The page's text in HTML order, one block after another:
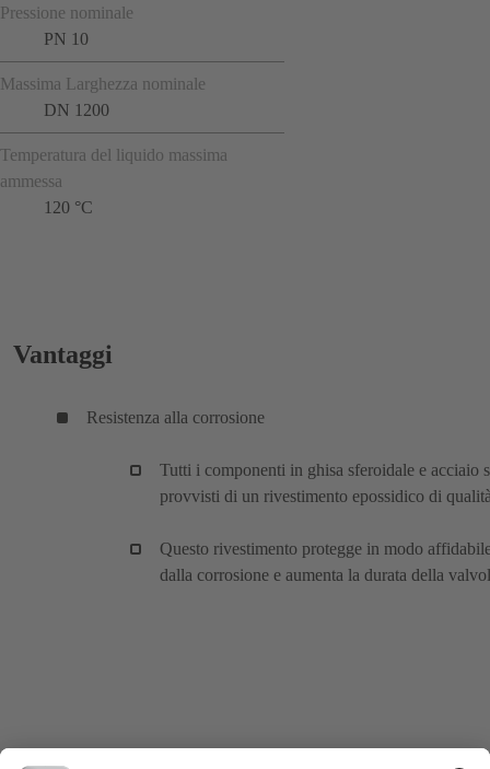
Pressione nominale
PN 10
Massima Larghezza nominale
DN 1200
Temperatura del liquido massima
ammessa
120 °C
Vantaggi
Resistenza alla corrosione
Tutti i componenti in ghisa sferoidale e acciaio
provvisti di un rivestimento epossidico di
Questo rivestimento protegge in modo
dalla corrosione e aumenta la durata della